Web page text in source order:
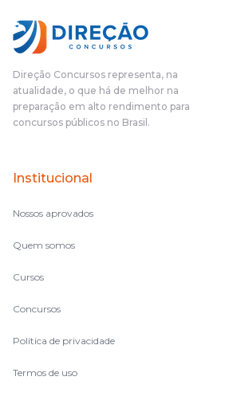
Direção Concursos representa, na
atualidade, o que há de melhor na
preparação em alto rendimento para
concursos públicos no Brasil.
Institucional
Nossos aprovados
Quem somos
Cursos
Concursos
Política de privacidade
Termos de uso